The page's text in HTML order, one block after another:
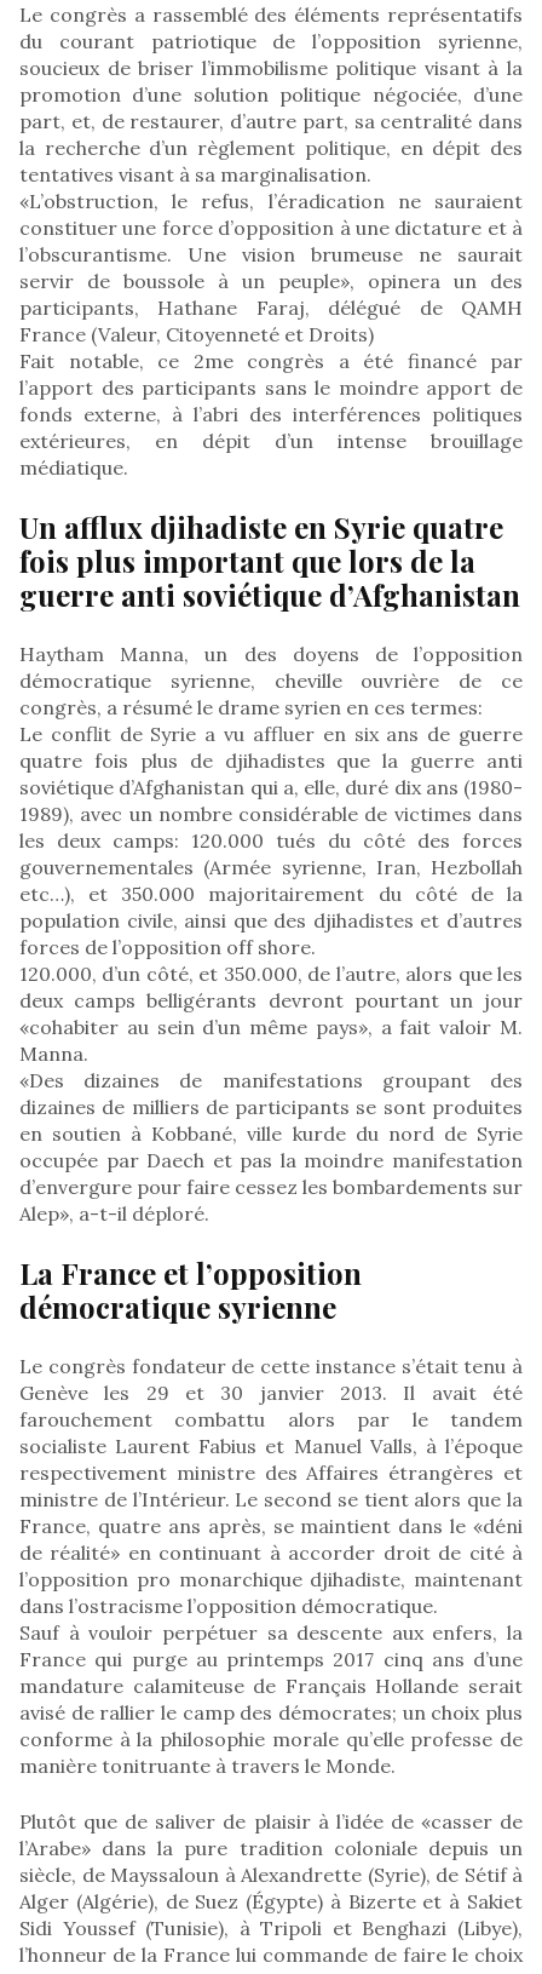
Le congrès a rassemblé des éléments représentatifs
du courant patriotique de l’opposition syrienne,
soucieux de briser l’immobilisme politique visant à la
promotion d’une solution politique négociée, d’une
part, et, de restaurer, d’autre part, sa centralité dans
la recherche d’un règlement politique, en dépit des
tentatives visant à sa marginalisation.
«L’obstruction, le refus, l’éradication ne sauraient
constituer une force d’opposition à une dictature et à
l’obscurantisme. Une vision brumeuse ne saurait
servir de boussole à un peuple», opinera un des
participants, Hathane Faraj, délégué de QAMH
France (Valeur, Citoyenneté et Droits)
Fait notable, ce 2me congrès a été financé par
l’apport des participants sans le moindre apport de
fonds externe, à l’abri des interférences politiques
extérieures, en dépit d’un intense brouillage
médiatique.
Un afflux djihadiste en Syrie quatre
fois plus important que lors de la
guerre anti soviétique d’Afghanistan
Haytham Manna, un des doyens de l’opposition
démocratique syrienne, cheville ouvrière de ce
congrès, a résumé le drame syrien en ces termes:
Le conflit de Syrie a vu affluer en six ans de guerre
quatre fois plus de djihadistes que la guerre anti
soviétique d’Afghanistan qui a, elle, duré dix ans (1980-
1989), avec un nombre considérable de victimes dans
les deux camps: 120.000 tués du côté des forces
gouvernementales (Armée syrienne, Iran, Hezbollah
etc…), et 350.000 majoritairement du côté de la
population civile, ainsi que des djihadistes et d’autres
forces de l’opposition off shore.
120.000, d’un côté, et 350.000, de l’autre, alors que les
deux camps belligérants devront pourtant un jour
«cohabiter au sein d’un même pays», a fait valoir M.
Manna.
«Des dizaines de manifestations groupant des
dizaines de milliers de participants se sont produites
en soutien à Kobbané, ville kurde du nord de Syrie
occupée par Daech et pas la moindre manifestation
d’envergure pour faire cessez les bombardements sur
Alep», a-t-il déploré.
La France et l’opposition
démocratique syrienne
Le congrès fondateur de cette instance s’était tenu à
Genève les 29 et 30 janvier 2013. Il avait été
farouchement combattu alors par le tandem
socialiste Laurent Fabius et Manuel Valls, à l’époque
respectivement ministre des Affaires étrangères et
ministre de l’Intérieur. Le second se tient alors que la
France, quatre ans après, se maintient dans le «déni
de réalité» en continuant à accorder droit de cité à
l’opposition pro monarchique djihadiste, maintenant
dans l’ostracisme l’opposition démocratique.
Sauf à vouloir perpétuer sa descente aux enfers, la
France qui purge au printemps 2017 cinq ans d’une
mandature calamiteuse de Français Hollande serait
avisé de rallier le camp des démocrates; un choix plus
conforme à la philosophie morale qu’elle professe de
manière tonitruante à travers le Monde.
Plutôt que de saliver de plaisir à l’idée de «casser de
l’Arabe» dans la pure tradition coloniale depuis un
siècle, de Mayssaloun à Alexandrette (Syrie), de Sétif à
Alger (Algérie), de Suez (Égypte) à Bizerte et à Sakiet
Sidi Youssef (Tunisie), à Tripoli et Benghazi (Libye),
l’honneur de la France lui commande de faire le choix